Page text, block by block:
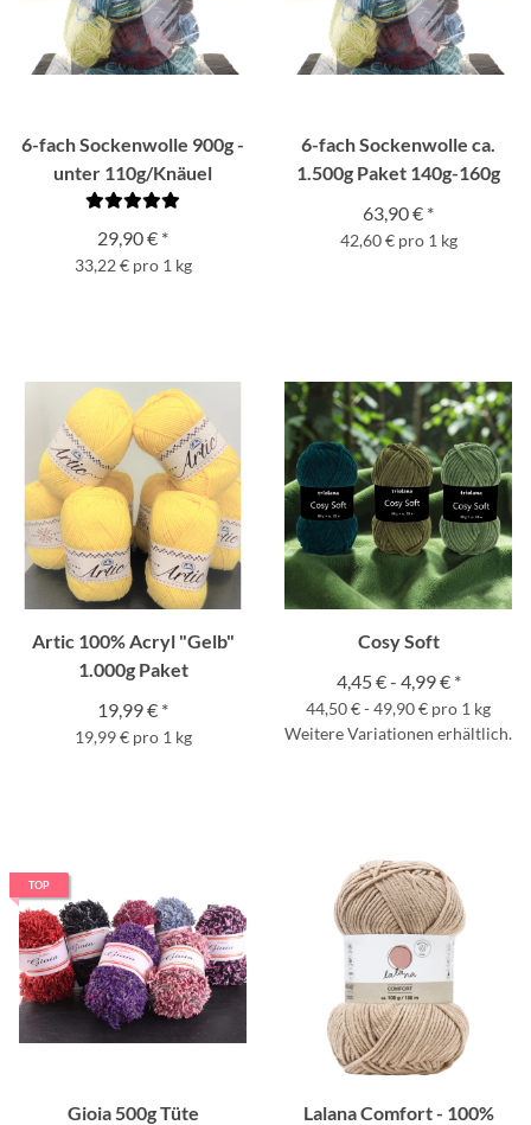
6-fach Sockenwolle 900g -
unter 110g/Knäuel
29,90 € *
33,22 € pro 1 kg
6-fach Sockenwolle ca.
1.500g Paket 140g-160g
63,90 € *
42,60 € pro 1 kg
Artic 100% Acryl "Gelb"
1.000g Paket
19,99 € *
19,99 € pro 1 kg
Cosy Soft
4,45 € - 4,99 € *
44,50 € - 49,90 € pro 1 kg
Weitere Variationen erhältlich.
TOP
Gioia 500g Tüte
Lalana Comfort - 100%